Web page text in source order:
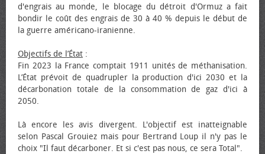
d'engrais au monde, le blocage du détroit d'Ormuz a fait
bondir le coût des engrais de 30 à 40 % depuis le début de
la guerre américano-iranienne.
Objectifs de l’État :
Fin 2023 la France comptait 1911 unités de méthanisation.
L’État prévoit de quadrupler la production d'ici 2030 et la
décarbonation totale de la consommation de gaz d'ici à
2050.
Là encore les avis divergent. L'objectif est inatteignable
selon Pascal Grouiez mais pour Bertrand Loup il n'y pas le
choix "Il faut décarboner. Et si c'est pas nous, ce sera Total".